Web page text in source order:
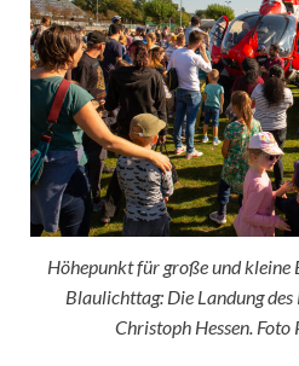
Höhepunkt für große und kleine
Blaulichttag: Die Landung
Christoph Hessen.